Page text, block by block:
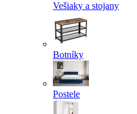
Vešiaky a stojany
Botníky
Postele